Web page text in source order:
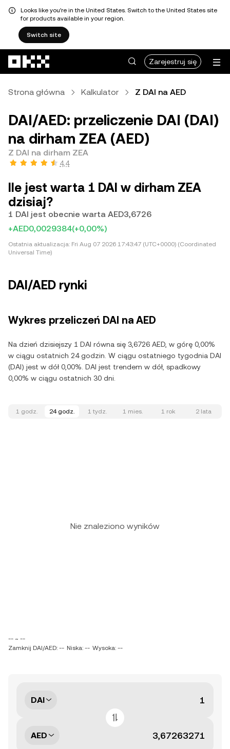
Looks like you're in the United States. Switch to the United States site
for products available in your region.
Switch site
Zarejestruj się
Strona główna Kalkulator Z DAI na AED
DAI/AED: przeliczenie DAI (DAI)
na dirham ZEA (AED)
Z DAI na dirham ZEA
4,4
Ile jest warta 1 DAI w dirham ZEA
dzisiaj?
1 DAI jest obecnie warta AED3,6726
+AED0,0029384(+0,00%)
Ostatnia aktualizacja: Fri Aug 07 2026 17:43:47 (UTC+0000) (Coordinated
Universal Time)
DAI/AED rynki
Wykres przeliczeń DAI na AED
Na dzień dzisiejszy 1 DAI równa się 3,6726 AED, w górę 0,00%
w ciągu ostatnich 24 godzin. W ciągu ostatniego tygodnia DAI
(DAI) jest w dół 0,00%. DAI jest trendem w dół, spadkowy
0,00% w ciągu ostatnich 30 dni.
1 godz. 24 godz. 1 tydz. 1 mies. 1 rok 2 lata
Nie znaleziono wyników
-- ~ --
Zamknij DAI/AED: -- Niska: -- Wysoka: --
DAI
AED